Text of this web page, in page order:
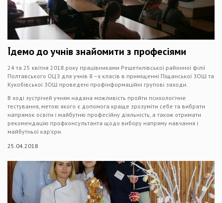
Їдемо до учнів знайомити з професіями
24 та 25 квітня 2018 року працівниками Решетилівської районної філії
Полтавського ОЦЗ для учнів 8 –х класів в приміщенні Піщанської ЗОШ та
Кукобівської ЗОШ проведені профінформаційні групові заходи.
В ході зустрічей учням надана можливість пройти психологічне
тестування, метою якого є допомога краще зрозуміти себе та вибрати
напрямок освіти і майбутню професійну діяльність, а також отримати
рекомендацію профконсультанта щодо вибору напряму навчання і
майбутньої кар’єри.
25.04.2018